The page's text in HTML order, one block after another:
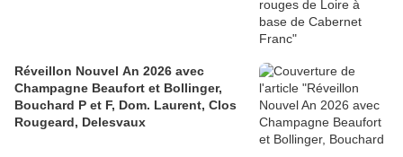
Réveillon Nouvel An 2026 avec
Champagne Beaufort et Bollinger,
Bouchard P et F, Dom. Laurent, Clos
Rougeard, Delesvaux